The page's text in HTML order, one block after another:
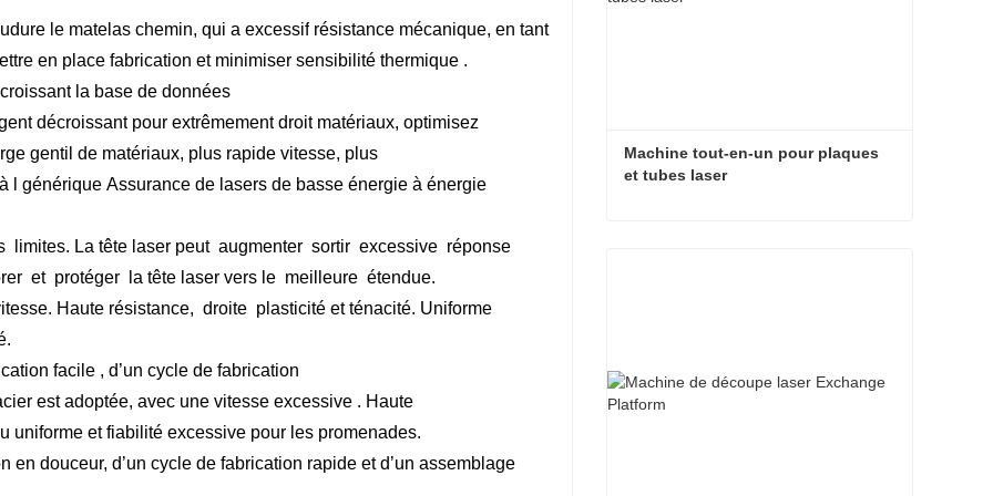
le matelas chemin, qui a excessif résistance mécanique, en tant
en place fabrication et minimiser sensibilité thermique .
la base de données
décroissant pour extrêmement droit matériaux, optimisez
gentil de matériaux, plus rapide vitesse, plus
l générique Assurance de lasers de basse énergie à énergie
limites. La tête laser peut augmenter sortir excessive réponse
et protéger la tête laser vers le meilleure étendue.
Haute résistance, droite plasticité et ténacité. Uniforme
facile , d’un cycle de fabrication
est adoptée, avec une vitesse excessive . Haute
uniforme etfiabilité excessive pour les promenades.
en douceur, d’un cycle de fabrication rapide etd’un assemblage
Machine tout-en-un pour plaques
et tubes laser